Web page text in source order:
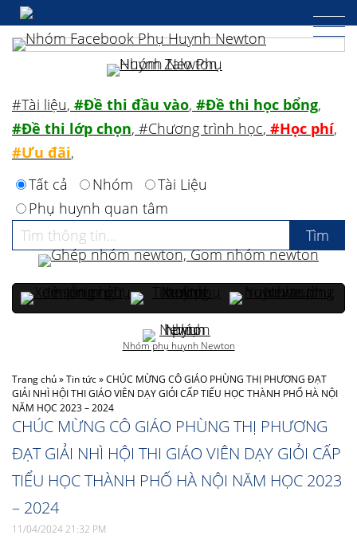
Trang chủ»Tin tức»CHÚC MỪNG CÔ GIÁO PHÙNG THỊ PHƯƠNG ĐẠT
GIẢI NHÌ HỘI THI GIÁO VIÊN DẠY GIỎI CẤP TIỂU HỌC THÀNH PHỐ HÀ NỘI
NĂM HỌC 2023 – 2024
CHÚC MỪNG CÔ GIÁO PHÙNG THỊ PHƯƠNG
ĐẠT GIẢI NHÌ HỘI THI GIÁO VIÊN DẠY GIỎI CẤP
TIỂU HỌC THÀNH PHỐ HÀ NỘI NĂM HỌC 2023
– 2024
11/04/2024 21:32 PM
#Tài liệu, #Đề thi đầu vào, #Đề thi học bổng,
#Đề thi lớp chọn, #Chương trình học, #Học phí,
#Ưu đãi,
Tất cả
Nhóm
Tài Liệu
Phụ huynh quan tâm
Nhóm phụ huynh Newton